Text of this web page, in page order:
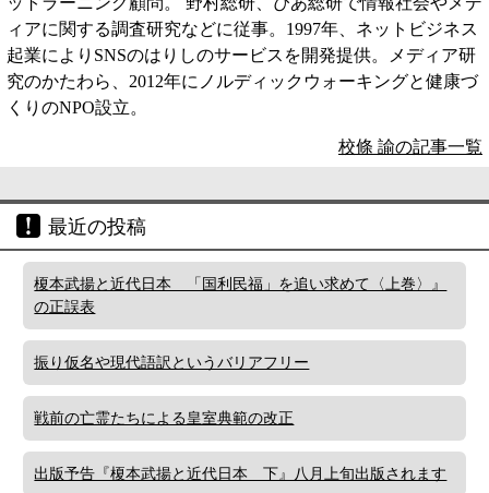
ィアに関する調査研究などに従事。1997年、ネットビジネス
起業によりSNSのはりしのサービスを開発提供。メディア研
究のかたわら、2012年にノルディックウォーキングと健康づ
くりのNPO設立。
校條 諭の記事一覧
最近の投稿
榎本武揚と近代日本 「国利民福」を追い求めて〈上巻〉』
の正誤表
振り仮名や現代語訳というバリアフリー
戦前の亡霊たちによる皇室典範の改正
出版予告『榎本武揚と近代日本 下』八月上旬出版されます